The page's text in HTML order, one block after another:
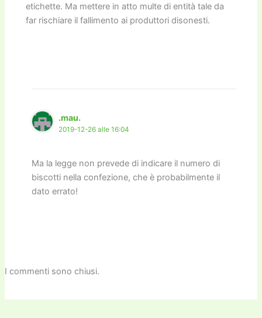
etichette. Ma mettere in atto multe di entità tale da
far rischiare il fallimento ai produttori disonesti.
.mau.
2019-12-26 alle 16:04
Ma la legge non prevede di indicare il numero di
biscotti nella confezione, che è probabilmente il
dato errato!
I commenti sono chiusi.